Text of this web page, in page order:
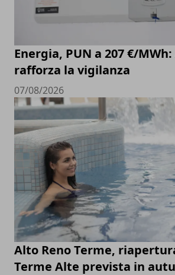
Energia, PUN a 207 €/MWh:
rafforza la vigilanza
07/08/2026
Alto Reno Terme,
Terme Alte prevista in